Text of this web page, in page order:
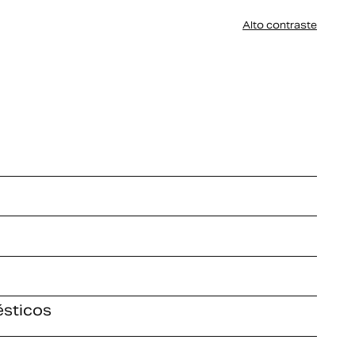
Alto contraste